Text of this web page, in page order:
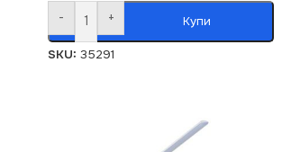
- + Купи
SKU: 35291